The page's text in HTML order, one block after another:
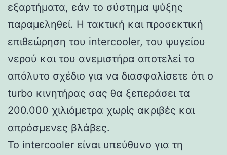
εξαρτήματα, εάν το σύστημα ψύξης
παραμεληθεί. Η τακτική και προσεκτική
επιθεώρηση του intercooler, του ψυγείου
νερού και του ανεμιστήρα αποτελεί το
απόλυτο σχέδιο για να διασφαλίσετε ότι ο
turbo κινητήρας σας θα ξεπεράσει τα
200.000 χιλιόμετρα χωρίς ακριβές και
απρόσμενες βλάβες.
Το intercooler είναι υπεύθυνο για τη